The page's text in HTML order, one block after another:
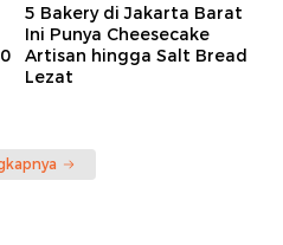
5 Bakery di Jakarta Barat
Ini Punya Cheesecake
Artisan hingga Salt Bread
Lezat